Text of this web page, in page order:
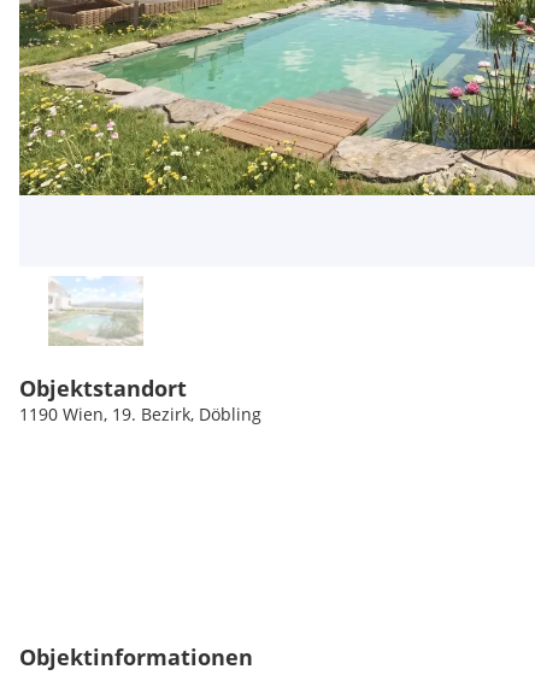
Objektstandort
1190 Wien, 19. Bezirk, Döbling
Objektinformationen